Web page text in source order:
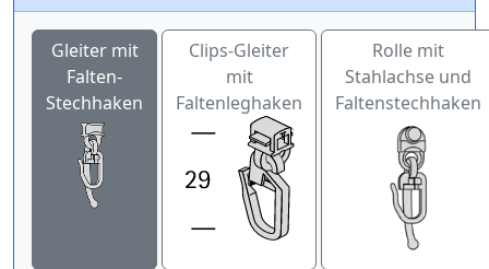
Gleiter mit
Falten-
Stechhaken
Clips-Gleiter
mit
Faltenleghaken
Rolle mit
Stahlachse und
Faltenstechhaken